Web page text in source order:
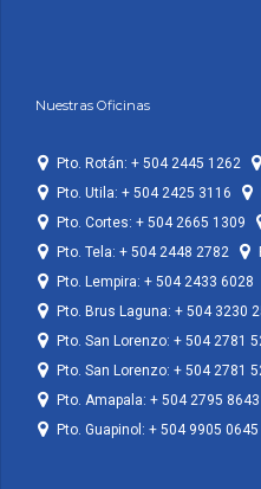
Nuestras Oficinas
Pto. Rotán: + 504 2445 1262
Pto. Utila: + 504 2425 3116
Pto. Cortes: + 504 2665 1309
Pto. Tela: + 504 2448 2782
Pto. Lempira: + 504 2433 6028
Pto. Brus Laguna: + 504 3230
Pto. San Lorenzo: + 504 2781
Pto. San Lorenzo: + 504 2781
Pto. Amapala: + 504 2795 8643
Pto. Guapinol: + 504 9905 0645